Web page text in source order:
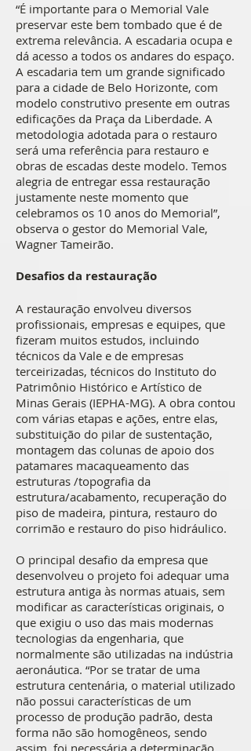
“É importante para o Memorial Vale
preservar este bem tombado que é de
extrema relevância. A escadaria ocupa e
dá acesso a todos os andares do espaço.
A escadaria tem um grande significado
para a cidade de Belo Horizonte, com
modelo construtivo presente em outras
edificações da Praça da Liberdade. A
metodologia adotada para o restauro
será uma referência para restauro e
obras de escadas deste modelo. Temos
alegria de entregar essa restauração
justamente neste momento que
celebramos os 10 anos do Memorial”,
observa o gestor do Memorial Vale,
Wagner Tameirão.
Desafios da restauração
A restauração envolveu diversos
profissionais, empresas e equipes, que
fizeram muitos estudos, incluindo
técnicos da Vale e de empresas
terceirizadas, técnicos do Instituto do
Patrimônio Histórico e Artístico de
Minas Gerais (IEPHA-MG). A obra contou
com várias etapas e ações, entre elas,
substituição do pilar de sustentação,
montagem das colunas de apoio dos
patamares macaqueamento das
estruturas /topografia da
estrutura/acabamento, recuperação do
piso de madeira, pintura, restauro do
corrimão e restauro do piso hidráulico.
O principal desafio da empresa que
desenvolveu o projeto foi adequar uma
estrutura antiga às normas atuais, sem
modificar as características originais, o
que exigiu o uso das mais modernas
tecnologias da engenharia, que
normalmente são utilizadas na indústria
aeronáutica. “Por se tratar de uma
estrutura centenária, o material utilizado
não possui características de um
processo de produção padrão, desta
forma não são homogêneos, sendo
assim, foi necessária a determinação